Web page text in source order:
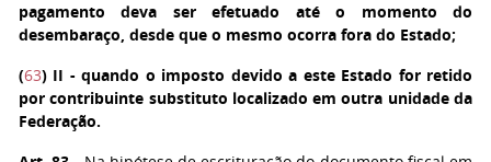
pagamento deva ser efetuado até o momento do
desembaraço, desde que o mesmo ocorra fora do Estado;
(63) II - quando o imposto devido a este Estado for retido
por contribuinte substituto localizado em outra unidade da
Federação.